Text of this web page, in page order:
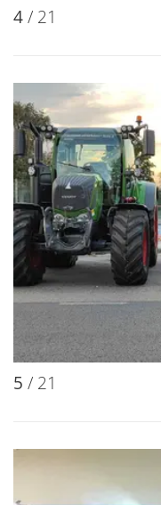
4/ 21
5 / 21